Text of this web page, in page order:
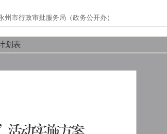
州市行政审批服务局（政务公开办）
划表